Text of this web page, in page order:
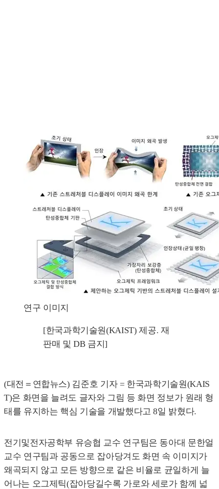
연구 이미지
[한국과학기술원(KAIST) 제공. 재
판매 및 DB 금지]
(대전＝연합뉴스) 김준호 기자 = 한국과학기술원(KAIS
T)은 화면을 늘려도 글자와 그림 등 화면 정보가 원래 형
태를 유지하는 핵심 기술을 개발했다고 8일 밝혔다.
전기및전자공학부 유승협 교수 연구팀은 동아대 문한얼
교수 연구팀과 공동으로 잡아당겨도 화면 속 이미지가
왜곡되지 않고 모든 방향으로 같은 비율로 균일하게 늘
어나는 오그제틱(잡아당길수록 가로와 세로가 함께 넓